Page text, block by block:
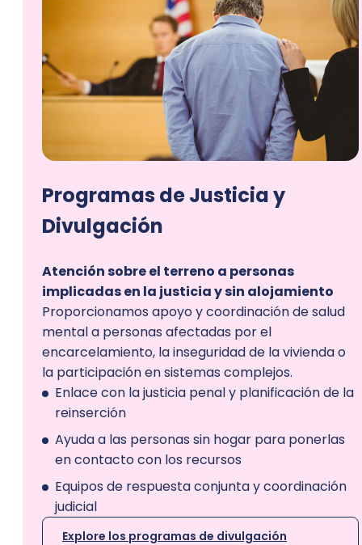
Programas de Justicia y
Divulgación
Atención sobre el terreno a personas
implicadas en la justicia y sin alojamiento
Proporcionamos apoyo y coordinación de salud
mental a personas afectadas por el
encarcelamiento, la inseguridad de la vivienda o
la participación en sistemas complejos.
Enlace con la justicia penal y planificación de la
reinserción
Ayuda a las personas sin hogar para ponerlas
en contacto con los recursos
Equipos de respuesta conjunta y coordinación
judicial
Explore los programas de divulgación